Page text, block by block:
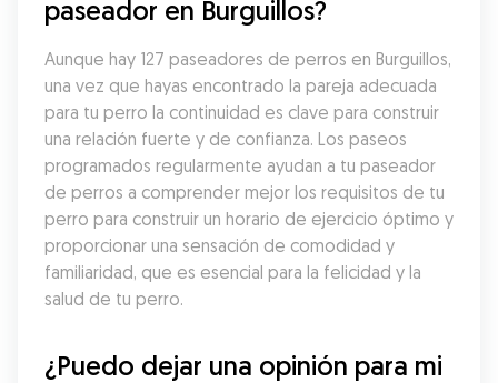
paseador en Burguillos?
Aunque hay 127 paseadores de perros en Burguillos,
una vez que hayas encontrado la pareja adecuada
para tu perro la continuidad es clave para construir
una relación fuerte y de confianza. Los paseos
programados regularmente ayudan a tu paseador
de perros a comprender mejor los requisitos de tu
perro para construir un horario de ejercicio óptimo y
proporcionar una sensación de comodidad y
familiaridad, que es esencial para la felicidad y la
salud de tu perro.
¿Puedo dejar una opinión para mi